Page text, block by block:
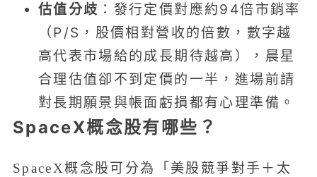
估值分歧 ：發行定價對應約94倍市銷率
（P/S，股價相對營收的倍數，數字越
高代表市場給的成長期待越高），晨星
合理估值卻不到定價的一半，進場前請
對長期願景與帳面虧損都有心理準備。
SpaceX概念股有哪些？
SpaceX概念股可分為「美股競爭對手＋太